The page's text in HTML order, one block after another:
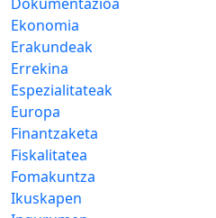
Ekonomia
Erakundeak
Errekina
Espezialitateak
Europa
Finantzaketa
Fiskalitatea
Fomakuntza
Ikuskapen